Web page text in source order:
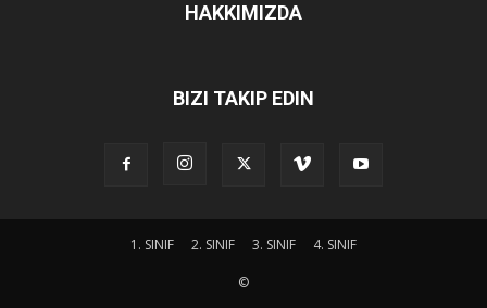
HAKKIMIZDA
BIZI TAKIP EDIN
1. SINIF 2. SINIF 3. SINIF 4. SINIF
©